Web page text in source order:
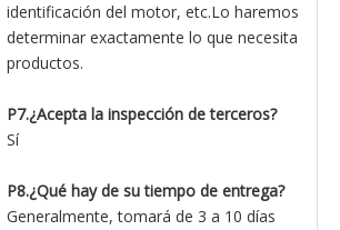
identificación del motor, etc.Lo haremos
determinar exactamente lo que necesita
productos.
P7.¿Acepta la inspección de terceros?
Sí
P8.¿Qué hay de su tiempo de entrega?
Generalmente, tomará de 3 a 10 días